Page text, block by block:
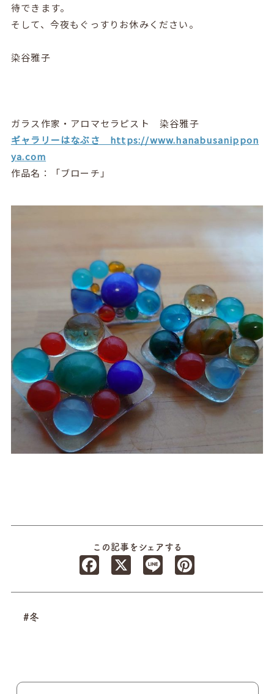
待できます。
そして、今夜もぐっすりお休みください。
染谷雅子
ガラス作家・アロマセラピスト 染谷雅子
ギャラリーはなぶさ https://www.hanabusanippon
ya.com
作品名：「ブローチ」
この記事をシェアする
Facebook
Line
#冬